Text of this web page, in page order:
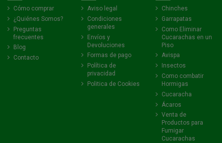
Cómo comprar
¿Quiénes Somos?
Preguntas
frecuentes
Blog
Contacto
Aviso legal
Condiciones
generales
Envíos y
Devoluciones
Formas de pago
Política de
privacidad
Politica de Cookies
Chinches
Garrapatas
Como Eliminar
Cucarachas en un
Piso
Avispa
Insectos
Como combatir
Hormigas
Cucaracha
Ácaros
Venta de
Productos para
Fumigar
Cucarachas